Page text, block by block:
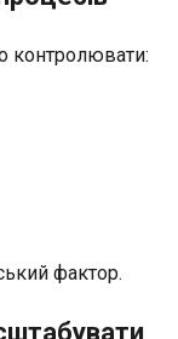
контролювати:
фактор.